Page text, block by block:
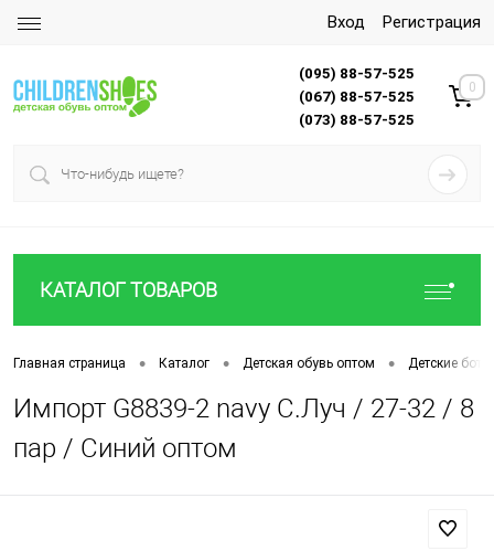
Вход Регистрация
(095) 88-57-525
(067) 88-57-525
(073) 88-57-525
0
КАТАЛОГ ТОВАРОВ
Главная страница • Каталог • Детская обувь оптом • Детские
Импорт G8839-2 navy С.Луч / 27-32 / 8
пар / Синий оптом